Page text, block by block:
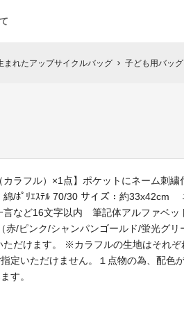
まれたアップサイクルバッグ chevron_right 子ども用バッ
カラフル）×1点】ポケットにネーム刺繍
/ﾎﾟﾘｴｽﾃﾙ 70/30 サイズ：約33x42cm
言など16文字以内 筆記体アルファベッ
赤/ピンク/シャンパンゴールド/蛍光グリ
ただけます。 ※カラフルの生地はそれぞ
定いただけません。１点物の為、配色
す。